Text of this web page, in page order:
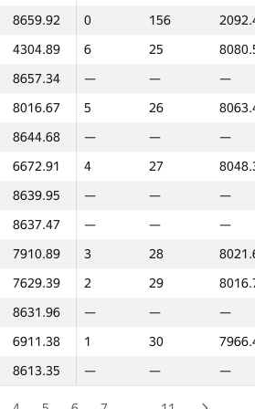
8659.92 0 156
4304.89 6 25
8657.34 — — —
8016.67 5 26
8644.68 — — —
6672.91 4 27
8639.95 — — —
8637.47 — — —
7910.89 3 28
7629.39 2 29
8631.96 — — —
6911.38 1 30
8613.35 — — —
2832.23 24 11
9036.88 0 107
— 22 12
7735.53 20 13
9012.2 — — —
8982.12 — — —
8948.02 0 166
— 16 15 8301.4
— 15 16
8866.64 0 126
5193.49 14 17
8833.97 — — —
8789.29 — — —
5337.42 18